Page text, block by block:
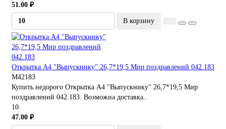
51.00 ₽
В корзину
Открытка А4 "Выпускнику" 26,7*19,5 Мир поздравлений 042.183
М42183
Купить недорого Открытка А4 "Выпускнику" 26,7*19,5 Мир
поздравлений 042.183. Возможна доставка..
10
47.00 ₽